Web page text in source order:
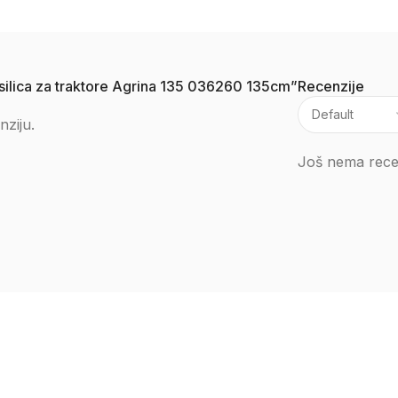
Recenzije
Još nema
za traktore Agrina 135 036260 135cm”